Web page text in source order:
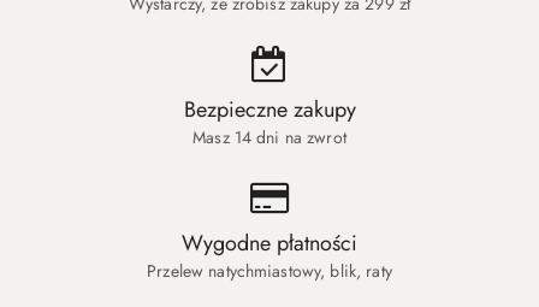
Bezpieczne zakupy
Masz 14 dni na zwrot
Wygodne płatności
Przelew natychmiastowy, blik, raty